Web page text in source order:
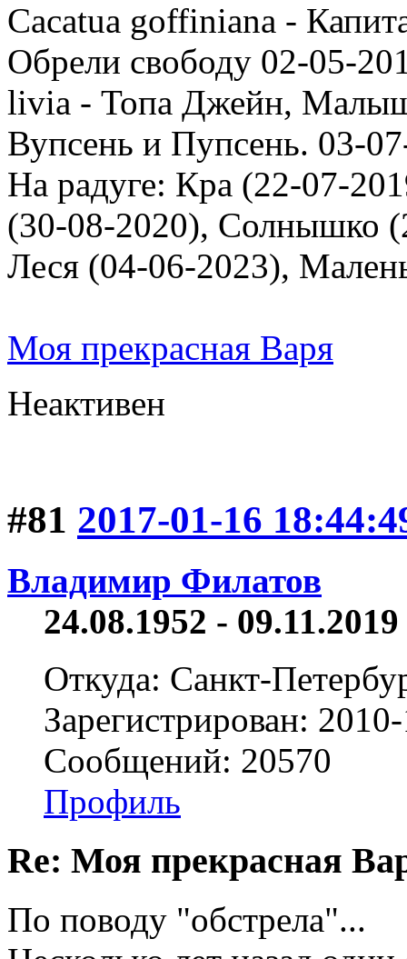
Cacatua goffiniana -
Обрели свободу 02-05-
livia - Топа Джейн,
Вупсень и Пупсень. 03-
На радуге: Кра (22-07-
(30-08-2020), Солнышко
Леся (04-06-2023),
Моя прекрасная Варя
Неактивен
#81 2017-01-16
Владимир Филатов
24.08.1952 -
Откуда: Санкт-
Зарегистрирован:
Сообщений: 20570
Профиль
Re: Моя прекрасная
По поводу "обстрела"...